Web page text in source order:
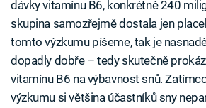
dávky vitamínu B6, konkrétně 240
skupina samozřejmě dostala jen
tomto výzkumu píšeme, tak je
dopadly dobře – tedy skutečně
vitamínu B6 na výbavnost snů.
výzkumu si většina účastníků sny